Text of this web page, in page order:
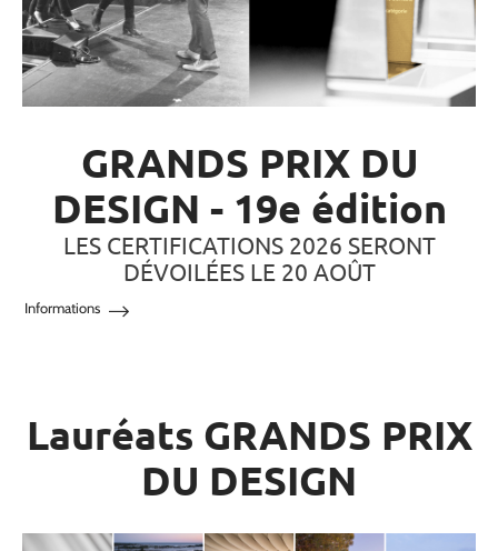
GRANDS PRIX DU
DESIGN - 19e édition
LES CERTIFICATIONS 2026 SERONT
DÉVOILÉES LE 20 AOÛT
Informations
Lauréats GRANDS PRIX
DU DESIGN